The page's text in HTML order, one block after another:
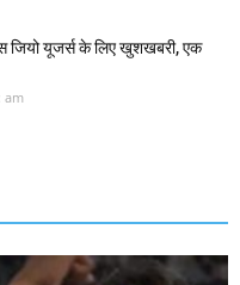
जियो यूजर्स के लिए खुशखबरी, एक
am